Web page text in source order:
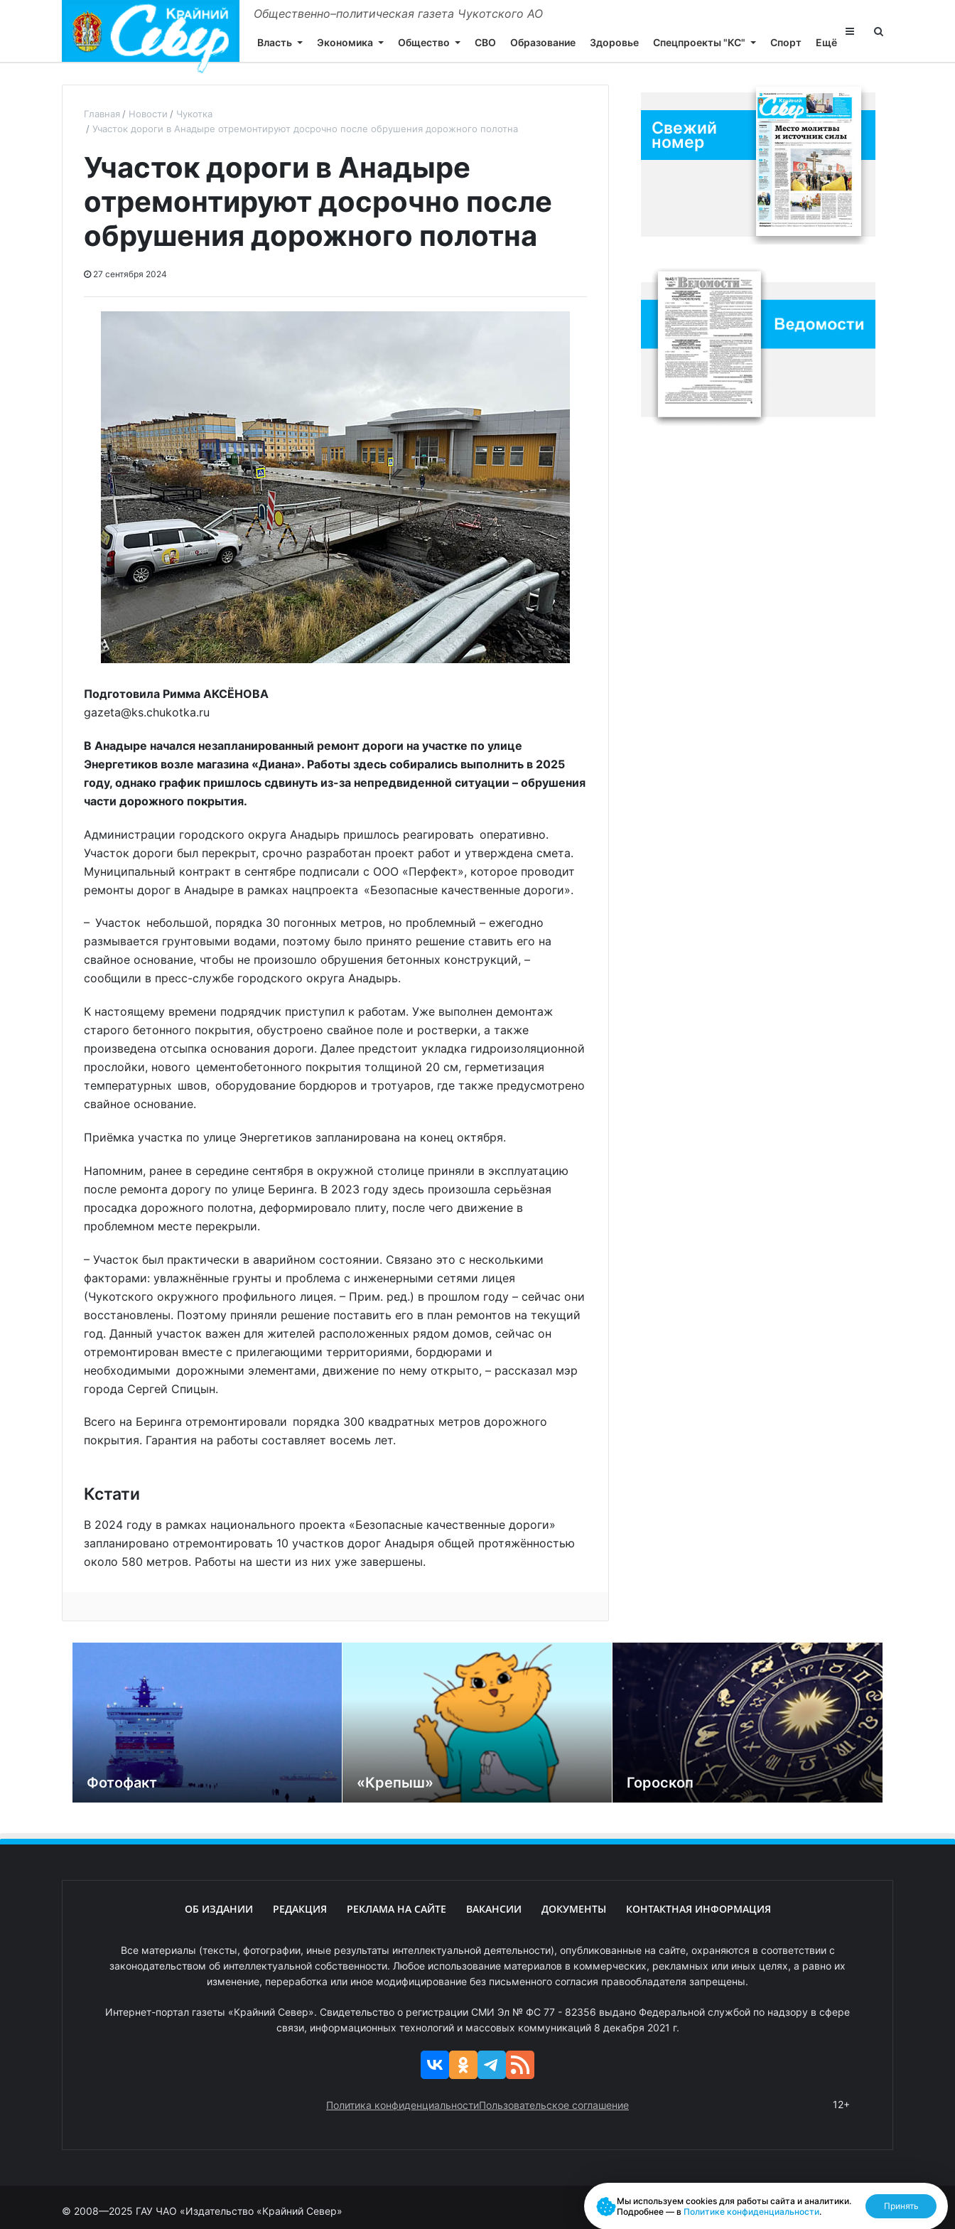
Общественно–политическая газета Чукотского АО
Власть Экономика Общество СВО Образование Здоровье Спецпроекты "КС" Спорт Ещё
Главная Новости
Чукотка
Участок дороги в Анадыре отремонтируют досрочно после обрушения дорожного полотна
Участок дороги в Анадыре
отремонтируют досрочно после
обрушения дорожного полотна
27 сентября 2024
Подготовила Римма АКСЁНОВА
gazeta@ks.chukotka.ru
В Анадыре начался незапланированный ремонт дороги на участке по улице
Энергетиков возле магазина «Диана». Работы здесь собирались выполнить в 2025
году, однако график пришлось сдвинуть из-за непредвиденной ситуации – обрушения
части дорожного покрытия.
Администрации городского округа Анадырь пришлось реагировать оперативно.
Участок дороги был перекрыт, срочно разработан проект работ и утверждена смета.
Муниципальный контракт в сентябре подписали с ООО «Перфект», которое проводит
ремонты дорог в Анадыре в рамках нацпроекта «Безопасные качественные дороги».
– Участок небольшой, порядка 30 погонных метров, но проблемный – ежегодно
размывается грунтовыми водами, поэтому было принято решение ставить его на
свайное основание, чтобы не произошло обрушения бетонных конструкций, –
сообщили в пресс-службе городского округа Анадырь.
К настоящему времени подрядчик приступил к работам. Уже выполнен демонтаж
старого бетонного покрытия, обустроено свайное поле и ростверки, а также
произведена отсыпка основания дороги. Далее предстоит укладка гидроизоляционной
прослойки, нового цементобетонного покрытия толщиной 20 см, герметизация
температурных швов, оборудование бордюров и тротуаров, где также предусмотрено
свайное основание.
Приёмка участка по улице Энергетиков запланирована на конец октября.
Напомним, ранее в середине сентября в окружной столице приняли в эксплуатацию
после ремонта дорогу по улице Беринга. В 2023 году здесь произошла серьёзная
просадка дорожного полотна, деформировало плиту, после чего движение в
проблемном месте перекрыли.
– Участок был практически в аварийном состоянии. Связано это с несколькими
факторами: увлажнённые грунты и проблема с инженерными сетями лицея
(Чукотского окружного профильного лицея. – Прим. ред.) в прошлом году – сейчас они
восстановлены. Поэтому приняли решение поставить его в план ремонтов на текущий
год. Данный участок важен для жителей расположенных рядом домов, сейчас он
отремонтирован вместе с прилегающими территориями, бордюрами и
необходимыми дорожными элементами, движение по нему открыто, – рассказал мэр
города Сергей Спицын.
Всего на Беринга отремонтировали порядка 300 квадратных метров дорожного
покрытия. Гарантия на работы составляет восемь лет.
Кстати
В 2024 году в рамках национального проекта «Безопасные качественные дороги»
запланировано отремонтировать 10 участков дорог Анадыря общей протяжённостью
около 580 метров. Работы на шести из них уже завершены.
Свежий
номер
Фотофакт «Крепыш» Гороскоп
ОБ ИЗДАНИИ РЕДАКЦИЯ РЕКЛАМА НА САЙТЕ ВАКАНСИИ ДОКУМЕНТЫ КОНТАКТНАЯ ИНФОРМАЦИЯ
Все материалы (тексты, фотографии, иные результаты интеллектуальной деятельности), опубликованные на сайте, охраняются в соответствии с
законодательством об интеллектуальной собственности. Любое использование материалов в коммерческих, рекламных или иных целях, а равно их
изменение, переработка или иное модифицирование без письменного согласия правообладателя запрещены.
Интернет-портал газеты «Крайний Север». Свидетельство о регистрации СМИ Эл № ФС 77 - 82356 выдано Федеральной службой по надзору в сфере
связи, информационных технологий и массовых коммуникаций 8 декабря 2021 г.
Политика конфиденциальностиПользовательское соглашение 12+
© 2008—2025 ГАУ ЧАО «Издательство «Крайний Север» Разработано RASA
Мы используем cookies для работы сайта и аналитики.
Подробнее — в Политике конфиденциальности.
Принять